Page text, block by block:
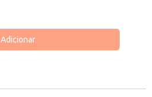
Adicionar